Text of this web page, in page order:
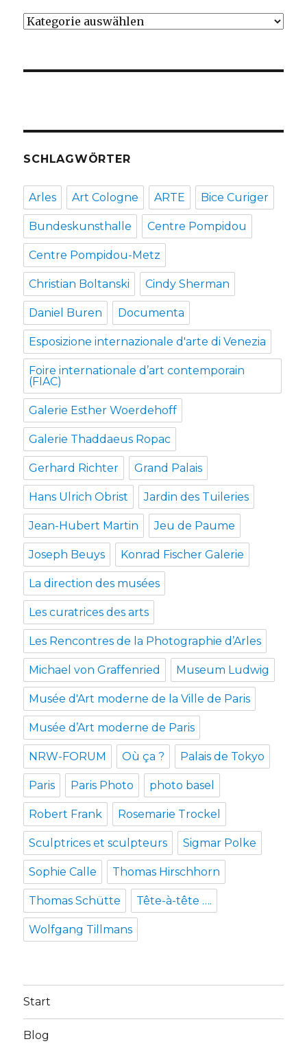
Kategorien
SCHLAGWÖRTER
Arles Art Cologne ARTE Bice Curiger
Bundeskunsthalle Centre Pompidou
Centre Pompidou-Metz
Christian Boltanski Cindy Sherman
Daniel Buren Documenta
Esposizione internazionale d'arte di Venezia
Foire internationale d’art contemporain
(FIAC)
Galerie Esther Woerdehoff
Galerie Thaddaeus Ropac
Gerhard Richter Grand Palais
Hans Ulrich Obrist Jardin des Tuileries
Jean-Hubert Martin Jeu de Paume
Joseph Beuys Konrad Fischer Galerie
La direction des musées
Les curatrices des arts
Les Rencontres de la Photographie d’Arles
Michael von Graffenried Museum Ludwig
Musée d'Art moderne de la Ville de Paris
Musée d’Art moderne de Paris
NRW-FORUM Où ça ? Palais de Tokyo
Paris Paris Photo photo basel
Robert Frank Rosemarie Trockel
Sculptrices et sculpteurs Sigmar Polke
Sophie Calle Thomas Hirschhorn
Thomas Schütte Tête-à-tête ….
Wolfgang Tillmans
Start
Blog